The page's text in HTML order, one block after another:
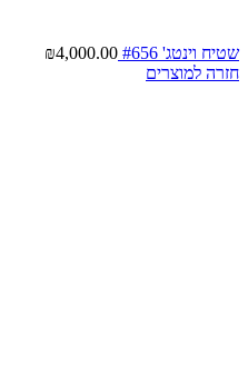
שטיח וינטג' #656 ₪4,000.00
חזרה למוצרים